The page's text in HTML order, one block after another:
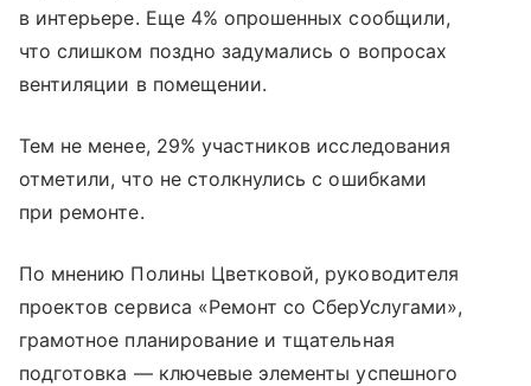
в интерьере. Еще 4% опрошенных сообщили,
что слишком поздно задумались о вопросах
вентиляции в помещении.
Тем не менее, 29% участников исследования
отметили, что не столкнулись с ошибками
при ремонте.
По мнению Полины Цветковой, руководителя
проектов сервиса «Ремонт со СберУслугами»,
грамотное планирование и тщательная
подготовка — ключевые элементы успешного